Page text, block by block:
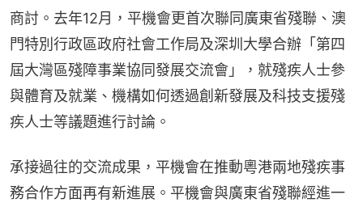
商討。去年12月，平機會更首次聯同廣東省殘聯、澳
門特別行政區政府社會工作局及深圳大學合辦「第四
屆大灣區殘障事業協同發展交流會」，就殘疾人士參
與體育及就業、機構如何透過創新發展及科技支援殘
疾人士等議題進行討論。
承接過往的交流成果，平機會在推動粵港兩地殘疾事
務合作方面再有新進展。平機會與廣東省殘聯經進一